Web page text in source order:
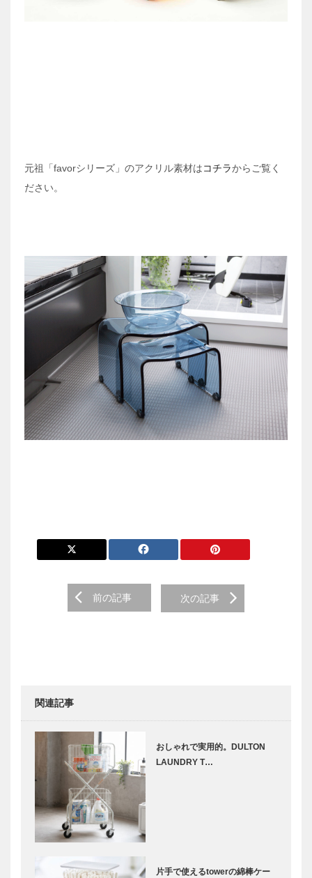
元祖「favorシリーズ」のアクリル素材はコチラからご覧く
ださい。
前の記事 次の記事
関連記事
おしゃれで実用的。DULTON
LAUNDRY T…
片手で使えるtowerの綿棒ケー